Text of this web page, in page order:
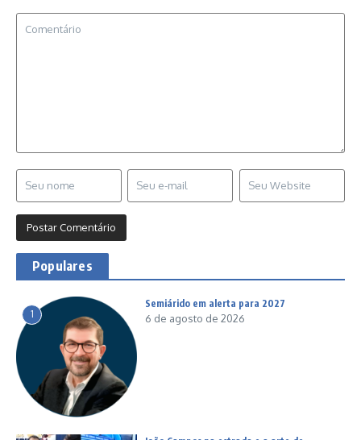
Populares
1
Semiárido em alerta para 2027
6 de agosto de 2026